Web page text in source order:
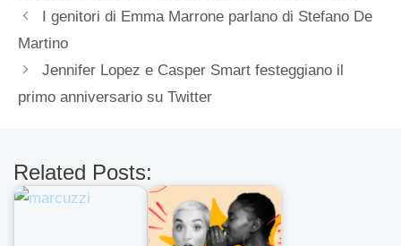
I genitori di Emma Marrone parlano di Stefano De
Martino
Jennifer Lopez e Casper Smart festeggiano il
primo anniversario su Twitter
Related Posts: